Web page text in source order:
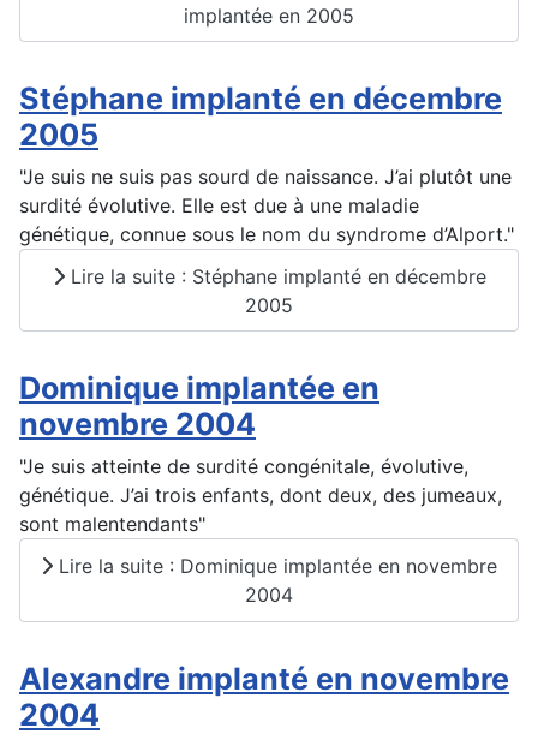
implantée en 2005
Stéphane implanté en décembre
2005
"Je suis ne suis pas sourd de naissance. J’ai plutôt une
surdité évolutive. Elle est due à une maladie
génétique, connue sous le nom du syndrome d’Alport."
Lire la suite : Stéphane implanté en décembre
2005
Dominique implantée en
novembre 2004
"Je suis atteinte de surdité congénitale, évolutive,
génétique. J’ai trois enfants, dont deux, des jumeaux,
sont malentendants"
Lire la suite : Dominique implantée en novembre
2004
Alexandre implanté en novembre
2004